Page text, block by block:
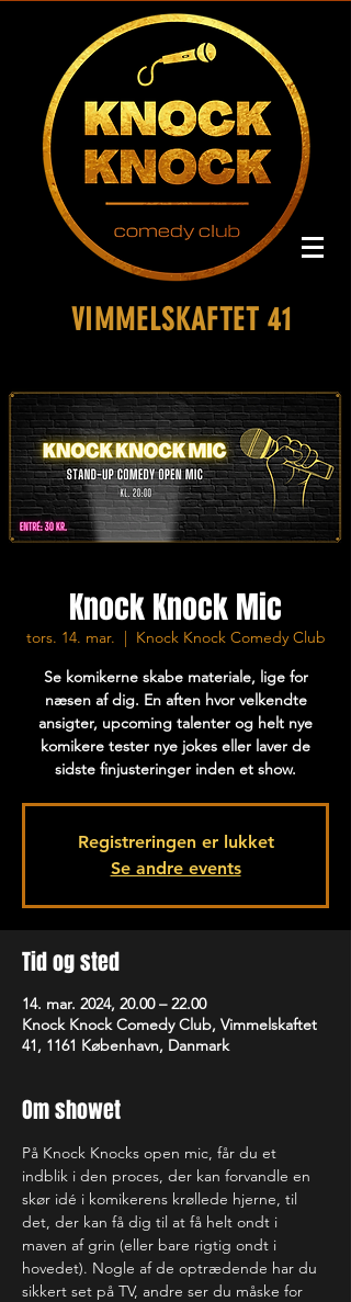
VIMMELSKAFTET 41
Knock Knock Mic
tors. 14. mar.
  |
Knock Knock Comedy Club
Se komikerne skabe materiale, lige for
næsen af dig. En aften hvor velkendte
ansigter, upcoming talenter og helt nye
komikere tester nye jokes eller laver de
sidste finjusteringer inden et show.
Registreringen er lukket
Se andre events
Tid og sted
14. mar. 2024, 20.00 – 22.00
Knock Knock Comedy Club, Vimmelskaftet
41, 1161 København, Danmark
Om showet
På Knock Knocks open mic, får du et
indblik i den proces, der kan forvandle en
skør idé i komikerens krøllede hjerne, til
det, der kan få dig til at få helt ondt i
maven af grin (eller bare rigtig ondt i
hovedet). Nogle af de optrædende har du
sikkert set på TV, andre ser du måske for